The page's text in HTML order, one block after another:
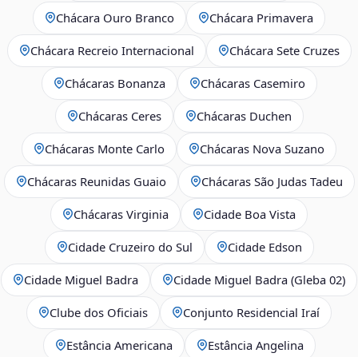
Chácara Ouro Branco Chácara Primavera
Chácara Recreio Internacional Chácara Sete Cruzes
Chácaras Bonanza Chácaras Casemiro
Chácaras Ceres Chácaras Duchen
Chácaras Monte Carlo Chácaras Nova Suzano
Chácaras Reunidas Guaio Chácaras São Judas Tadeu
Chácaras Virginia Cidade Boa Vista
Cidade Cruzeiro do Sul Cidade Edson
Cidade Miguel Badra Cidade Miguel Badra (Gleba 02)
Clube dos Oficiais Conjunto Residencial Iraí
Estância Americana Estância Angelina